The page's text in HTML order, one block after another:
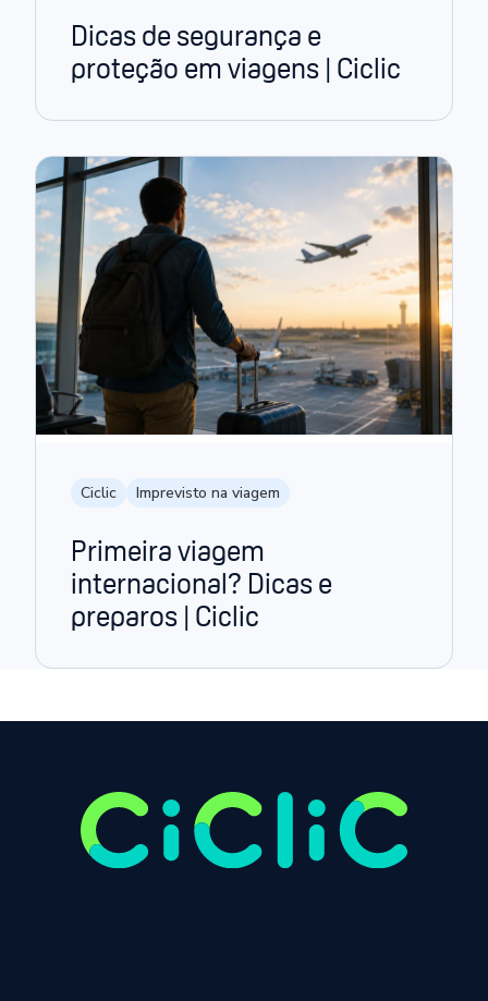
Dicas de segurança e
proteção em viagens | Ciclic
Ciclic Imprevisto na viagem
Primeira viagem
internacional? Dicas e
preparos | Ciclic